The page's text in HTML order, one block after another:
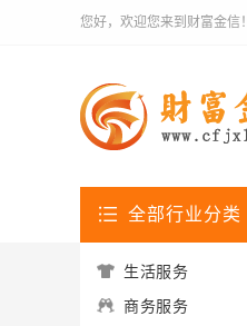
您好，欢迎您来到财富金信！
全部行业分类
生活服务
商务服务